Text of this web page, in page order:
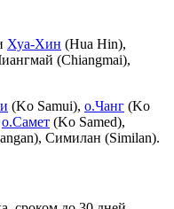
Хуа-Хин (Hua Hin),
(Chiangmai),
(Ko Samui), о.Чанг (Ko
о.Самет (Ko Samed),
Симилан (Similan).